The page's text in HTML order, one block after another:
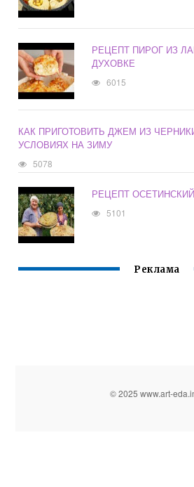
РЕЦЕПТ ПИРОГ ИЗ
ДУХОВКЕ
6015
КАК ПРИГОТОВИТЬ ДЖЕМ ИЗ
УСЛОВИЯХ НА ЗИМУ
5078
РЕЦЕПТ
5101
Реклама
© 2025 www.art-